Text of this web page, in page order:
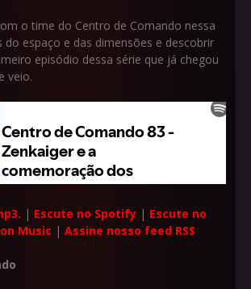
o time do Centro de Comando nessa
do espaço e das dimensões e descobrir
episódio dessa série que já chegou
veio.
| Escute no Spotify | Escute no
Music | Assine nosso feed RSS